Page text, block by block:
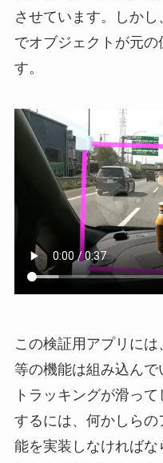
させています。しか
でオブジェクトが元
す。
この検証用アプリに
等の機能は組み込んで
トラッキングが滑っ
するには、何かしら
能を実装しなければ